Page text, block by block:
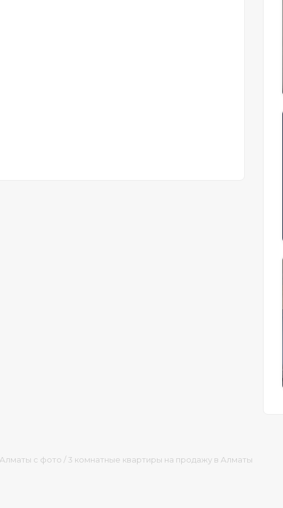
с фото / 3 комнатные квартиры на продажу в Алматы